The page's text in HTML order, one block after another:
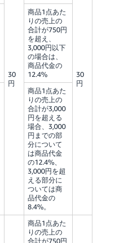
30
円
30
円
商品1点あた
りの売上の
合計が750円
を超え、
3,000円以下
の場合は、
商品代金の
12.4%
商品1点あた
りの売上の
合計が3,000
円を超える
場合、3,000
円までの部
分について
は商品代金
の12.4%、
3,000円を超
える部分に
ついては商
品代金の
8.4%。
商品1点あた
りの売上の
合計が750円